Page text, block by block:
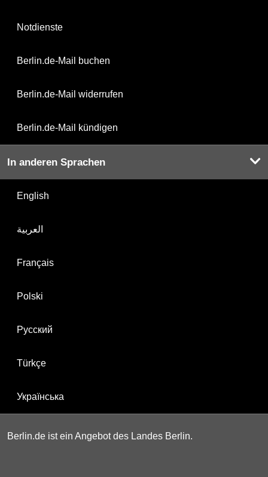
Notdienste
Berlin.de-Mail buchen
Berlin.de-Mail widerrufen
Berlin.de-Mail kündigen
In anderen Sprachen
English
العربية
Français
Polski
Русский
Türkçe
Українська
Berlin.de ist ein Angebot des Landes Berlin.